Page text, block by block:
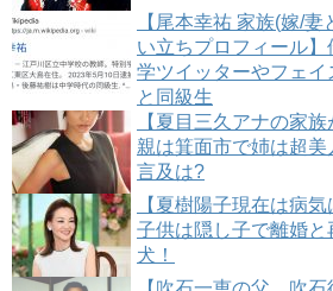
【尾本幸祐 家族(嫁/
い立ちプロフィール
学ツイッターやフェ
と同級生
【夏目三久アナの家
親は箕面市で姉は超
言及は?
【夏樹陽子現在は病
子供は隠し子で離婚
犬！